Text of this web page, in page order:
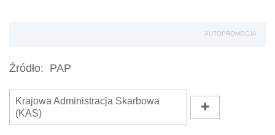
AUTOPROMOCJA
Źródło: PAP
Krajowa Administracja Skarbowa
(KAS)